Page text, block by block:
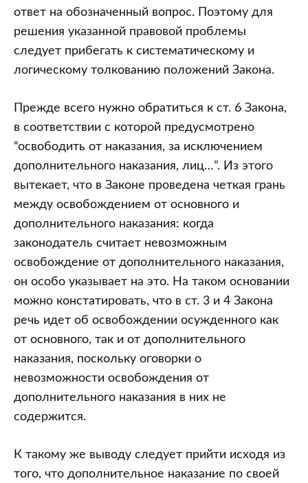
ответ на обозначенный вопрос. Поэтому для
решения указанной правовой проблемы
следует прибегать к систематическому и
логическому толкованию положений Закона.
Прежде всего нужно обратиться к ст. 6 Закона,
в соответствии с которой предусмотрено
“освободить от наказания, за исключением
дополнительного наказания, лиц…”. Из этого
вытекает, что в Законе проведена четкая грань
между освобождением от основного и
дополнительного наказания: когда
законодатель считает невозможным
освобождение от дополнительного наказания,
он особо указывает на это. На таком основании
можно констатировать, что в ст. 3 и 4 Закона
речь идет об освобождении осужденного как
от основного, так и от дополнительного
наказания, поскольку оговорки о
невозможности освобождения от
дополнительного наказания в них не
содержится.
К такому же выводу следует прийти исходя из
того, что дополнительное наказание по своей